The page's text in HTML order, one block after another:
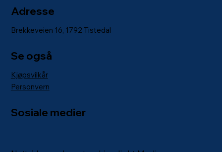
Adresse
Brekkeveien 16, 1792 Tistedal
Sosiale medier
Se også
Kjøpsvilkår
Personvern